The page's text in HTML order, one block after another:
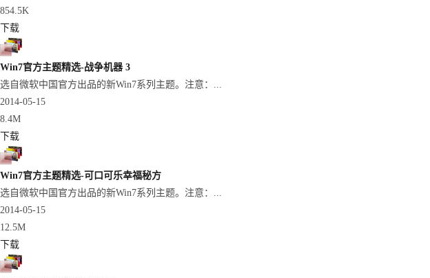
854.5K
下载
Win7官方主题精选-战争机器 3
选自微软中国官方出品的新Win7系列主题。注意：...
2014-05-15
8.4M
下载
Win7官方主题精选-可口可乐幸福秘方
选自微软中国官方出品的新Win7系列主题。注意：...
2014-05-15
12.5M
下载